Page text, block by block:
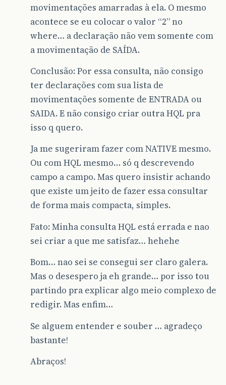
movimentações amarradas à ela. O mesmo
acontece se eu colocar o valor “2” no
where… a declaração não vem somente com
a movimentação de SAÍDA.
Conclusão: Por essa consulta, não consigo
ter declarações com sua lista de
movimentações somente de ENTRADA ou
SAIDA. E não consigo criar outra HQL pra
isso q quero.
Ja me sugeriram fazer com NATIVE mesmo.
Ou com HQL mesmo… só q descrevendo
campo a campo. Mas quero insistir achando
que existe um jeito de fazer essa consultar
de forma mais compacta, simples.
Fato: Minha consulta HQL está errada e nao
sei criar a que me satisfaz… hehehe
Bom… nao sei se consegui ser claro galera.
Mas o desespero ja eh grande… por isso tou
partindo pra explicar algo meio complexo de
redigir. Mas enfim…
Se alguem entender e souber … agradeço
bastante!
Abraços!